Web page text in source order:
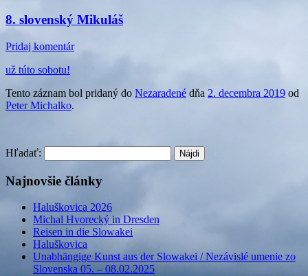
8. slovenský Mikuláš
Pridaj komentár
už túto sobotu!
Tento záznam bol pridaný do Nezaradené dňa 2. decembra 2019 od
Peter Michalko.
Hľadať:
Najnovšie články
Haluškovica 2026
Michal Hvorecký in Dresden
Reisen in die Slowakei
Haluškovica
Unabhängige Kunst aus der Slowakei / Nezávislé umenie zo
Slovenska 05. – 08.02.2025